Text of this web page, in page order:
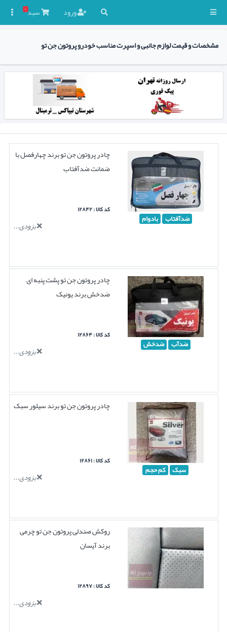
ورود سبد۰
مشخصات و قیمت لوازم جانبی و اسپرت مناسب خودرو پروتون جن تو
ضدآفتاب بادوام
چادر پروتون جن تو برند چهارفصل با
ضمانت ضدآفتاب
کد کالا : ۱۲۸۴۲
بزودی...
ضدآب ضدخش
چادر پروتون جن تو پشت پنبه ای
ضدخش برند یونیک
کد کالا : ۱۲۸۶۴
بزودی...
سبک کم حجم
چادر پروتون جن تو برند سیلور سبک
کد کالا : ۱۲۸۶۱
بزودی...
روکش صندلی پروتون جن تو چرمی
برند آیسان
کد کالا : ۱۲۸۹۷
بزودی...